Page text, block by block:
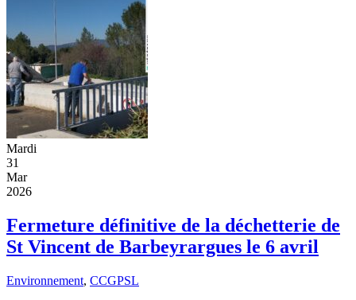
Mardi
31
Mar
2026
Fermeture définitive de la déchetterie de
St Vincent de Barbeyrargues le 6 avril
Environnement, CCGPSL